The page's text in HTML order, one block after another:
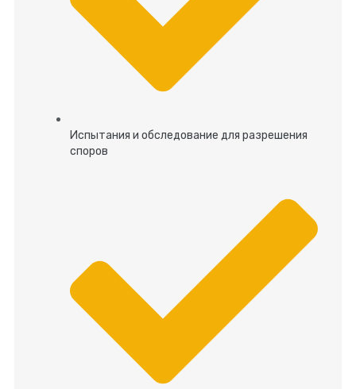
Испытания и обследование для разрешения
споров